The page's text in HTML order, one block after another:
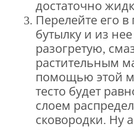
достаточно
Перелейте его в
бутылку и из
разогретую,
растительным
помощью этой
тесто будет
слоем
сковородки. Ну